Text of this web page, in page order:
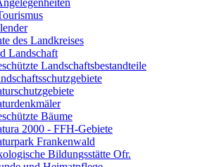
des Landkreises
Landschaft
Landschaftsbestandteile
Bäume
2000 - FFH-Gebiete
Frankenwald
Bildungsstätte Ofr.